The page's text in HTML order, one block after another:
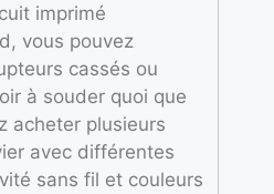
imprimé
vous pouvez
cassés ou
à souder quoi que
acheter plusieurs
avec différentes
sans fil et couleurs